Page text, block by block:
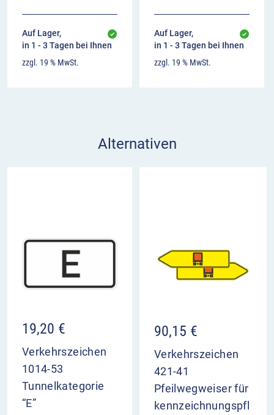
Auf Lager,
in 1 - 3 Tagen bei Ihnen
zzgl. 19 % MwSt.
Auf Lager,
in 1 - 3 Tagen bei Ihnen
zzgl. 19 % MwSt.
Alternativen
19,20 €
Verkehrszeichen
1014-53
Tunnelkategorie
“E”
90,15 €
Verkehrszeichen
421-41
Pfeilwegweiser für
kennzeichnungspfl